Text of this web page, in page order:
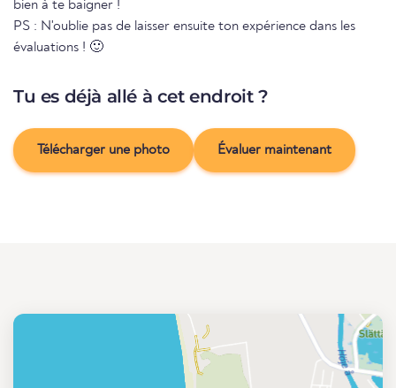
bien à te baigner !
PS : N'oublie pas de laisser ensuite ton expérience dans les
évaluations ! 🙂
Tu es déjà allé à cet endroit ?
Télécharger une photo Évaluer maintenant